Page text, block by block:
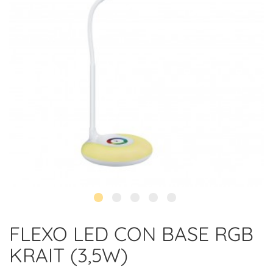
FLEXO LED CON BASE RGB
KRAIT (3,5W)